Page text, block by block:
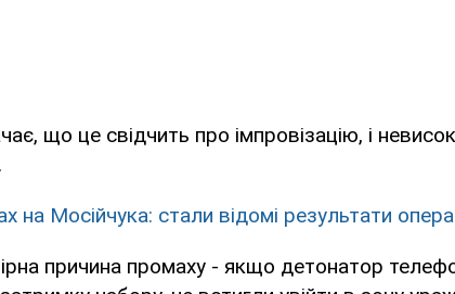
що це свідчить про імпровізацію, і
на Мосійчука: стали відомі результати
причина промаху - якщо детонатор